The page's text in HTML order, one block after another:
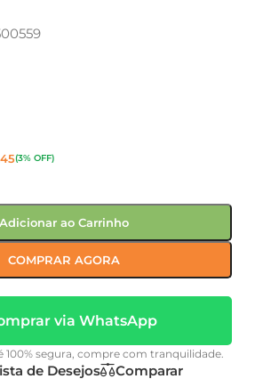
(3% OFF)
Adicionar ao Carrinho
COMPRAR AGORA
via WhatsApp
100% segura, compre com tranquilidade.
de Desejos
Comparar